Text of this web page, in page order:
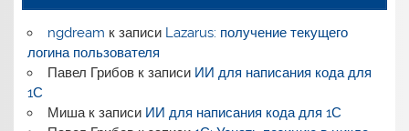
ngdream к записи Lazarus: получение текущего
логина пользователя
Павел Грибовк записи ИИ для написания кода для
1С
Мишак записи ИИ для написания кода для 1С